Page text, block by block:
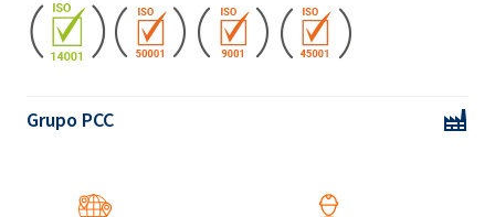
Grupo PCC
Rokopol® DE320 (Propilenoglicol)